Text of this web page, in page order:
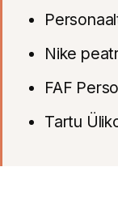
Nike
FAF
Tartu